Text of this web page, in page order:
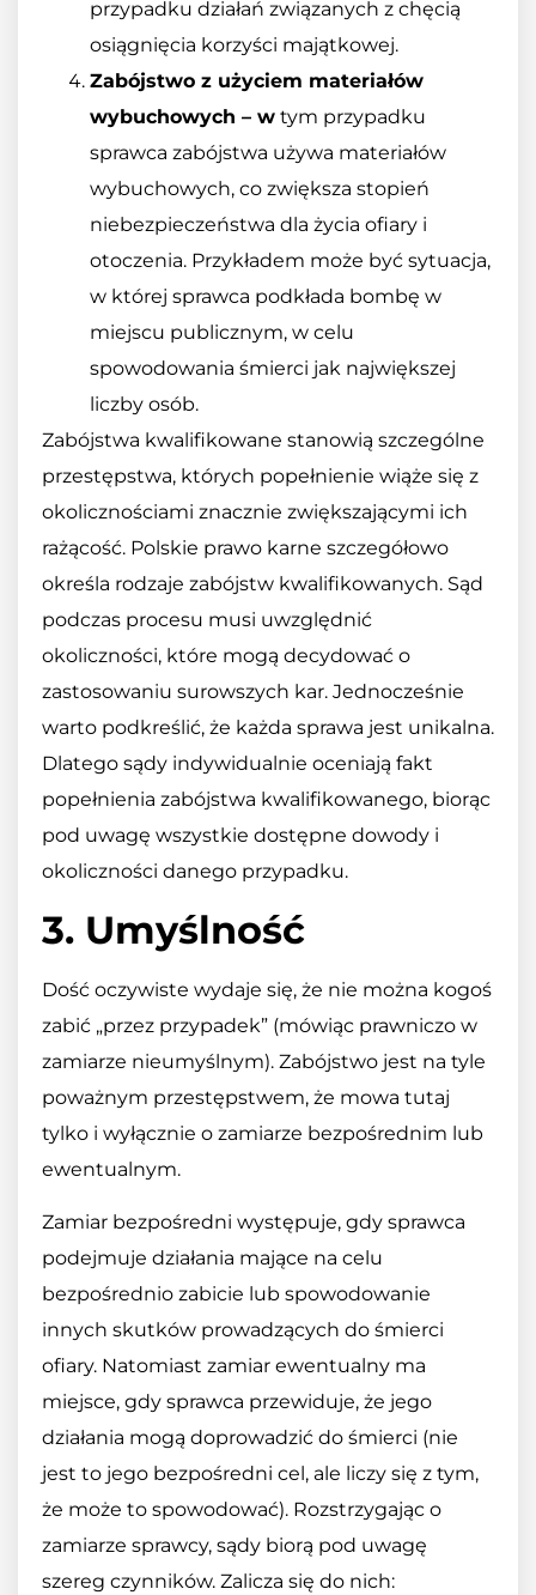
przypadku działań związanych z chęcią
osiągnięcia korzyści majątkowej.
Zabójstwo z użyciem materiałów
wybuchowych – w tym przypadku
sprawca zabójstwa używa materiałów
wybuchowych, co zwiększa stopień
niebezpieczeństwa dla życia ofiary i
otoczenia. Przykładem może być sytuacja,
w której sprawca podkłada bombę w
miejscu publicznym, w celu
spowodowania śmierci jak największej
liczby osób.
Zabójstwa kwalifikowane stanowią szczególne
przestępstwa, których popełnienie wiąże się z
okolicznościami znacznie zwiększającymi ich
rażącość. Polskie prawo karne szczegółowo
określa rodzaje zabójstw kwalifikowanych. Sąd
podczas procesu musi uwzględnić
okoliczności, które mogą decydować o
zastosowaniu surowszych kar. Jednocześnie
warto podkreślić, że każda sprawa jest unikalna.
Dlatego sądy indywidualnie oceniają fakt
popełnienia zabójstwa kwalifikowanego, biorąc
pod uwagę wszystkie dostępne dowody i
okoliczności danego przypadku.
3. Umyślność
Dość oczywiste wydaje się, że nie można kogoś
zabić „przez przypadek” (mówiąc prawniczo w
zamiarze nieumyślnym). Zabójstwo jest na tyle
poważnym przestępstwem, że mowa tutaj
tylko i wyłącznie o zamiarze bezpośrednim lub
ewentualnym.
Zamiar bezpośredni występuje, gdy sprawca
podejmuje działania mające na celu
bezpośrednio zabicie lub spowodowanie
innych skutków prowadzących do śmierci
ofiary. Natomiast zamiar ewentualny ma
miejsce, gdy sprawca przewiduje, że jego
działania mogą doprowadzić do śmierci (nie
jest to jego bezpośredni cel, ale liczy się z tym,
że może to spowodować). Rozstrzygając o
zamiarze sprawcy, sądy biorą pod uwagę
szereg czynników. Zalicza się do nich: